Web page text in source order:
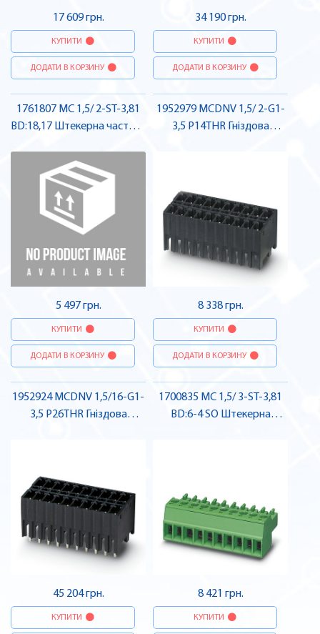
17 609 грн.
КУПИТИ
ДОДАТИ В КОРЗИНУ
34 190 грн.
КУПИТИ
ДОДАТИ В КОРЗИНУ
1761807 MC 1,5/ 2-ST-3,81
BD:18,17 Штекерна частина
5 497 грн.
КУПИТИ
ДОДАТИ В КОРЗИНУ
1952979 MCDNV 1,5/ 2-G1-
3,5 P14THR Гніздова
8 338 грн.
КУПИТИ
ДОДАТИ В КОРЗИНУ
1952924 MCDNV 1,5/16-G1-
3,5 P26THR Гніздова
45 204 грн.
КУПИТИ
1700835 MC 1,5/ 3-ST-3,81
BD:6-4 SO Штекерна
8 421 грн.
КУПИТИ